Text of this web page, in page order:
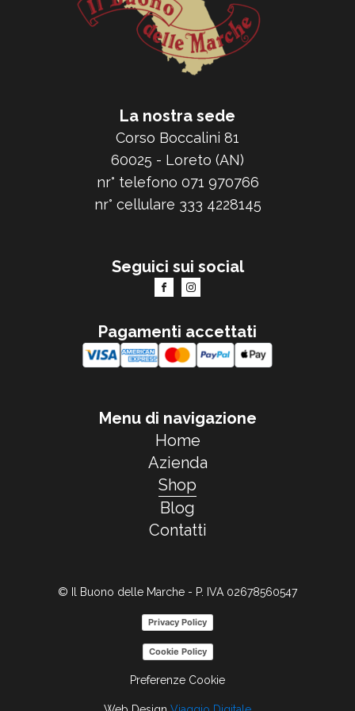
La nostra sede
Corso Boccalini 81
60025 - Loreto (AN)
nr° telefono 071 970766
nr° cellulare 333 4228145
Seguici sui social
Pagamenti accettati
Menu di navigazione
Home
Azienda
Shop
Blog
Contatti
© Il Buono delle Marche - P. IVA 02678560547
Privacy Policy
Cookie Policy
Preferenze Cookie